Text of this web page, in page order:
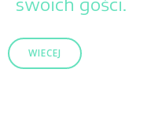
swoich gości.
WIECEJ